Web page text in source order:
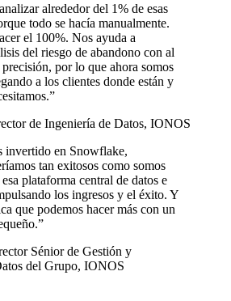
alrededor del 1% de esas
todo se hacía manualmente.
el 100%. Nos ayuda a
del riesgo de abandono con al
por lo que ahora somos
a los clientes donde están y
”
de Ingeniería de Datos, IONOS
invertido en Snowflake,
tan exitosos como somos
plataforma central de datos e
los ingresos y el éxito. Y
que podemos hacer más con un
”
Sénior de Gestión y
del Grupo, IONOS